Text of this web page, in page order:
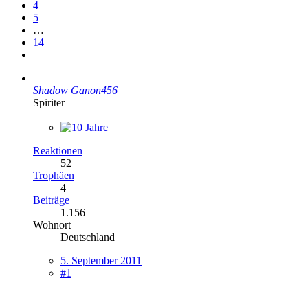
4
5
…
14
Shadow Ganon456
Spiriter
Reaktionen
52
Trophäen
4
Beiträge
1.156
Wohnort
Deutschland
5. September 2011
#1